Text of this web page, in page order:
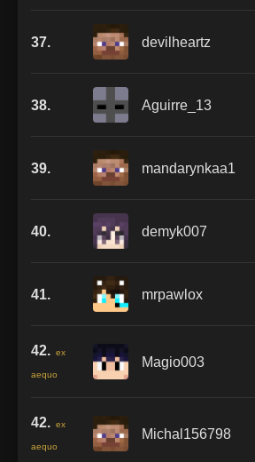
37. devilheartz
38. Aguirre_13
39. mandarynkaa1
40. demyk007
41. mrpawlox
42. ex
aequo
Magio003
42. ex
aequo
Michal156798